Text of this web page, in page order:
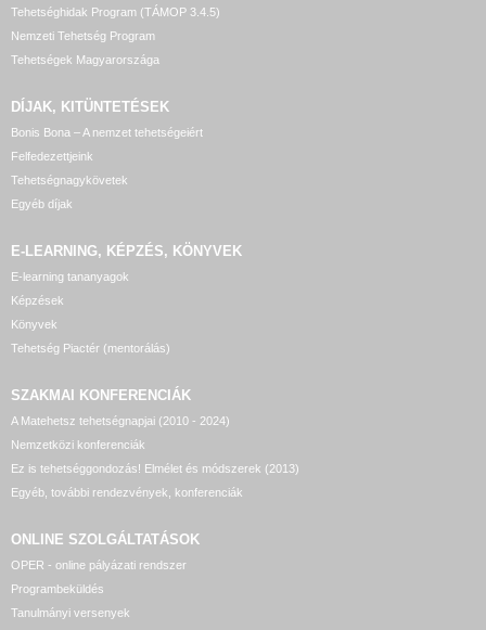
Tehetséghidak Program (TÁMOP 3.4.5)
Nemzeti Tehetség Program
Tehetségek Magyarországa
DÍJAK, KITÜNTETÉSEK
Bonis Bona – A nemzet tehetségeiért
Felfedezettjeink
Tehetségnagykövetek
Egyéb díjak
E-LEARNING, KÉPZÉS, KÖNYVEK
E-learning tananyagok
Képzések
Könyvek
Tehetség Piactér (mentorálás)
SZAKMAI KONFERENCIÁK
A Matehetsz tehetségnapjai (2010 - 2024)
Nemzetközi konferenciák
Ez is tehetséggondozás! Elmélet és módszerek (2013)
Egyéb, további rendezvények, konferenciák
ONLINE SZOLGÁLTATÁSOK
OPER - online pályázati rendszer
Programbeküldés
Tanulmányi versenyek